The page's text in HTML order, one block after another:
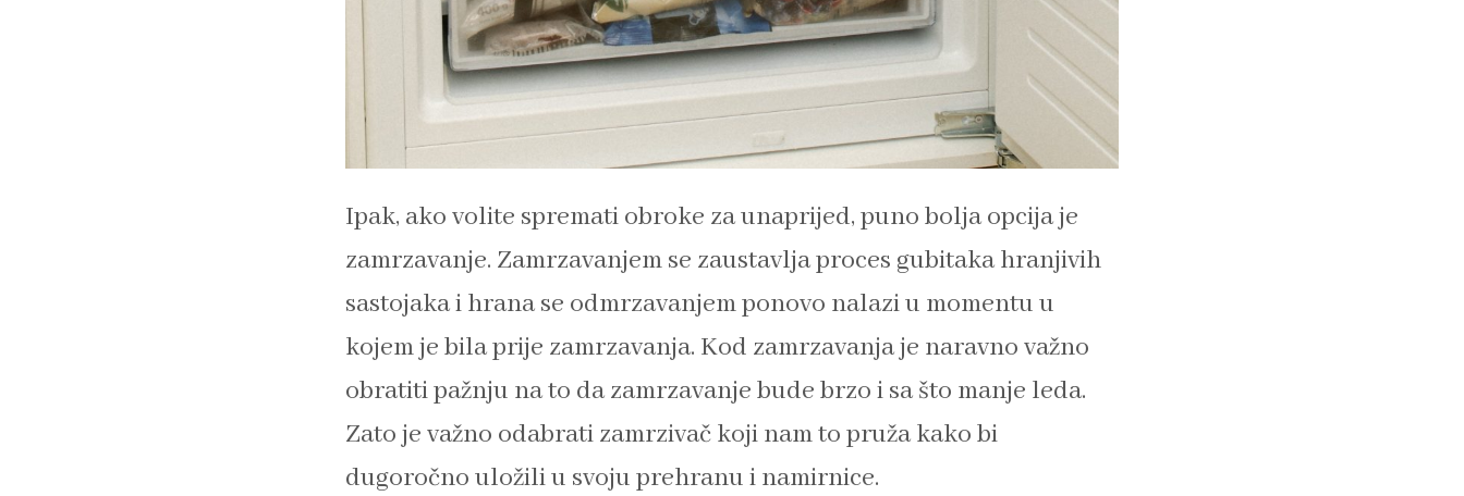
Ipak, ako volite spremati obroke za unaprijed, puno bolja opcija je
zamrzavanje. Zamrzavanjem se zaustavlja proces gubitaka hranjivih
sastojaka i hrana se odmrzavanjem ponovo nalazi u momentu u
kojem je bila prije zamrzavanja. Kod zamrzavanja je naravno važno
obratiti pažnju na to da zamrzavanje bude brzo i sa što manje leda.
Zato je važno odabrati zamrzivač koji nam to pruža kako bi
dugoročno uložili u svoju prehranu i namirnice.